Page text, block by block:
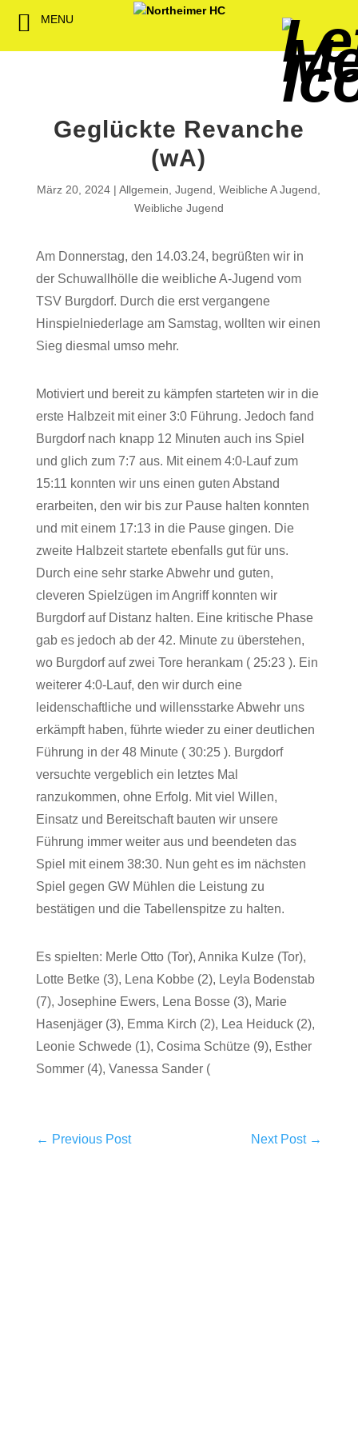
Geglückte Revanche
(wA)
März 20, 2024 Allgemein ,Jugend ,Weibliche A Jugend
Weibliche Jugend
Am Donnerstag, den 14.03.24, begrüßten wir in
der Schuwallhölle die weibliche A-Jugend vom
TSV Burgdorf. Durch die erst vergangene
Hinspielniederlage am Samstag, wollten wir einen
Sieg diesmal umso mehr.
Motiviert und bereit zu kämpfen starteten wir in die
erste Halbzeit mit einer 3:0 Führung. Jedoch fand
Burgdorf nach knapp 12 Minuten auch ins Spiel
und glich zum 7:7 aus. Mit einem 4:0-Lauf zum
15:11 konnten wir uns einen guten Abstand
erarbeiten, den wir bis zur Pause halten konnten
und mit einem 17:13 in die Pause gingen. Die
zweite Halbzeit startete ebenfalls gut für uns.
Durch eine sehr starke Abwehr und guten,
cleveren Spielzügen im Angriff konnten wir
Burgdorf auf Distanz halten. Eine kritische Phase
gab es jedoch ab der 42. Minute zu überstehen,
wo Burgdorf auf zwei Tore herankam ( 25:23 ). Ein
weiterer 4:0-Lauf, den wir durch eine
leidenschaftliche und willensstarke Abwehr uns
erkämpft haben, führte wieder zu einer deutlichen
Führung in der 48 Minute ( 30:25 ). Burgdorf
versuchte vergeblich ein letztes Mal
ranzukommen, ohne Erfolg. Mit viel Willen,
Einsatz und Bereitschaft bauten wir unsere
Führung immer weiter aus und beendeten das
Spiel mit einem 38:30. Nun geht es im nächsten
Spiel gegen GW Mühlen die Leistung zu
bestätigen und die Tabellenspitze zu halten.
Es spielten: Merle Otto (Tor), Annika Kulze (Tor),
Lotte Betke (3), Lena Kobbe (2), Leyla Bodenstab
(7), Josephine Ewers, Lena Bosse (3), Marie
Hasenjäger (3), Emma Kirch (2), Lea Heiduck (2),
Leonie Schwede (1), Cosima Schütze (9), Esther
Sommer (4), Vanessa Sander (
← Previous Post Next Post→
MENU
Back Back
1. Herren
2. Herren
1. Damen
Back
Weibliche
Minis &
Spielbetrieb
Back
NHC
Back
Spieltagssponsoren
Hallenheft
Back
Back Back
Vorstand
Satzung
FWD
Back
Back
Download
Kooperationen
Termine
Intern
Back